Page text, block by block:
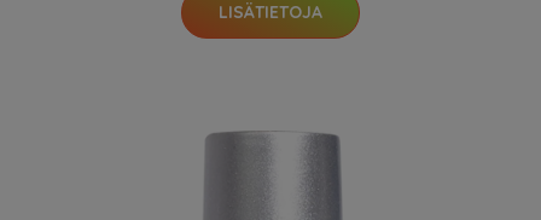
LISÄTIETOJA